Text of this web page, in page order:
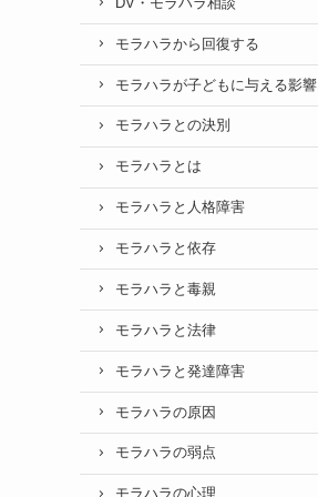
モラハラから回復する
モラハラが子どもに与える影響
モラハラとの決別
モラハラとは
モラハラと人格障害
モラハラと依存
モラハラと毒親
モラハラと法律
モラハラと発達障害
モラハラの原因
モラハラの弱点